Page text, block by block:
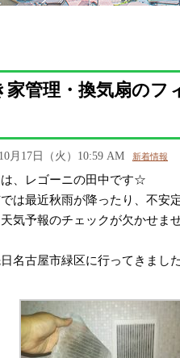
家管理・換気扇のフ
月17日（火）10:59 AM 新着情報
は、レゴーニの田中です☆
は最近秋雨が降ったり、不安
気予報のチェックが欠かせま
名古屋市緑区に行ってきました